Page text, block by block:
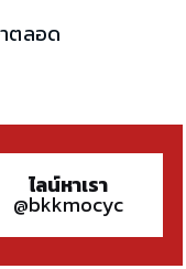
ตลอด
ไลน์หาเรา
@bkkmocyc